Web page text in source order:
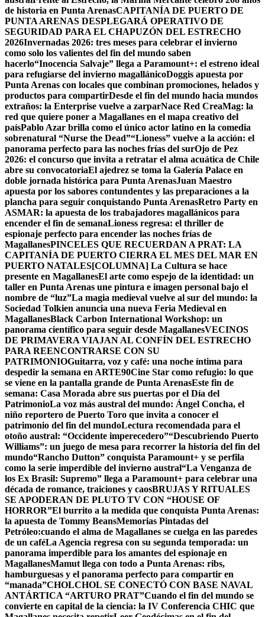
de historia en Punta ArenasCAPITANÍA DE PUERTO DE
PUNTA ARENAS DESPLEGARÁ OPERATIVO DE
SEGURIDAD PARA EL CHAPUZÓN DEL ESTRECHO
2026Invernadas 2026: tres meses para celebrar el invierno
como solo los valientes del fin del mundo saben
hacerlo“Inocencia Salvaje” llega a Paramount+: el estreno ideal
para refugiarse del invierno magallánicoDoggis apuesta por
Punta Arenas con locales que combinan promociones, helados y
productos para compartirDesde el fin del mundo hacia mundos
extraños: la Enterprise vuelve a zarparNace Red CreaMag: la
red que quiere poner a Magallanes en el mapa creativo del
paísPablo Azar brilla como el único actor latino en la comedia
sobrenatural “Nurse the Dead”“Lioness” vuelve a la acción: el
panorama perfecto para las noches frías del surOjo de Pez
2026: el concurso que invita a retratar el alma acuática de Chile
abre su convocatoriaEl ajedrez se toma la Galería Palace en
doble jornada histórica para Punta ArenasJuan Maestro
apuesta por los sabores contundentes y las preparaciones a la
plancha para seguir conquistando Punta ArenasRetro Party en
ASMAR: la apuesta de los trabajadores magallánicos para
encender el fin de semanaLioness regresa: el thriller de
espionaje perfecto para encender las noches frías de
MagallanesPINCELES QUE RECUERDAN A PRAT: LA
CAPITANÍA DE PUERTO CIERRA EL MES DEL MAR EN
PUERTO NATALES[COLUMNA] La Cultura se hace
presente en MagallanesEl arte como espejo de la identidad: un
taller en Punta Arenas une pintura e imagen personal bajo el
nombre de “luz”La magia medieval vuelve al sur del mundo: la
Sociedad Tolkien anuncia una nueva Feria Medieval en
MagallanesBlack Carbon International Workshop: un
panorama científico para seguir desde MagallanesVECINOS
DE PRIMAVERA VIAJAN AL CONFÍN DEL ESTRECHO
PARA REENCONTRARSE CON SU
PATRIMONIOGuitarra, voz y café: una noche íntima para
despedir la semana en ARTE90Cine Star como refugio: lo que
se viene en la pantalla grande de Punta ArenasEste fin de
semana: Casa Morada abre sus puertas por el Día del
PatrimonioLa voz más austral del mundo: Ángel Concha, el
niño reportero de Puerto Toro que invita a conocer el
patrimonio del fin del mundoLectura recomendada para el
otoño austral: “Occidente imperecedero”“Descubriendo Puerto
Williams”: un juego de mesa para recorrer la historia del fin del
mundo“Rancho Dutton” conquista Paramount+ y se perfila
como la serie imperdible del invierno austral“La Venganza de
los Ex Brasil: Supremo” llega a Paramount+ para celebrar una
década de romance, traiciones y caosBRUJAS Y RITUALES
SE APODERAN DE PLUTO TV CON “HOUSE OF
HORROR”El burrito a la medida que conquista Punta Arenas:
la apuesta de Tommy BeansMemorias Pintadas del
Petróleo:cuando el alma de Magallanes se cuelga en las paredes
de un caféLa Agencia regresa con su segunda temporada: un
panorama imperdible para los amantes del espionaje en
MagallanesMamut llega con todo a Punta Arenas: ribs,
hamburguesas y el panorama perfecto para compartir en
“manada”CHOLCHOL SE CONECTÓ CON BASE NAVAL
ANTÁRTICA “ARTURO PRAT”Cuando el fin del mundo se
convierte en capital de la ciencia: la IV Conferencia CHIC que